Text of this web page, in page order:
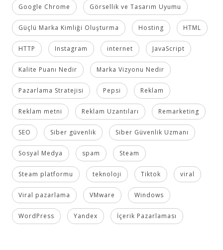
Google Chrome Görsellik ve Tasarım Uyumu
Güçlü Marka Kimliği Oluşturma Hosting HTML
HTTP Instagram internet JavaScript
Kalite Puanı Nedir Marka Vizyonu Nedir
Pazarlama Stratejisi Pepsi Reklam
Reklam metni Reklam Uzantıları Remarketing
SEO Siber güvenlik Siber Güvenlik Uzmanı
Sosyal Medya spam Steam
Steam platformu teknoloji Tiktok viral
Viral pazarlama VMware Windows
WordPress Yandex İçerik Pazarlaması